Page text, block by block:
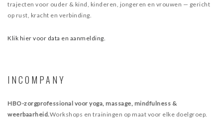
trajecten voor ouder & kind, kinderen, jongeren en vrouwen — gericht
op rust, kracht en verbinding.
Klik hier voor data en aanmelding.
INCOMPANY
HBO-zorgprofessional voor yoga, massage, mindfulness &
weerbaarheid.Workshops en trainingen op maat voor elke doelgroep.